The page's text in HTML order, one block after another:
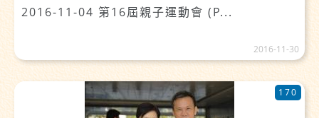
2016-11-04 第16屆親子運動會 (P...
2016-11-30
170